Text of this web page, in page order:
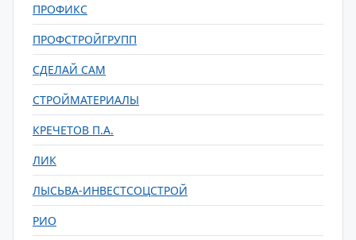
ПРОФИКС
ПРОФСТРОЙГРУПП
СДЕЛАЙ САМ
СТРОЙМАТЕРИАЛЫ
КРЕЧЕТОВ П.А.
ЛИК
ЛЫСЬВА-ИНВЕСТСОЦСТРОЙ
РИО